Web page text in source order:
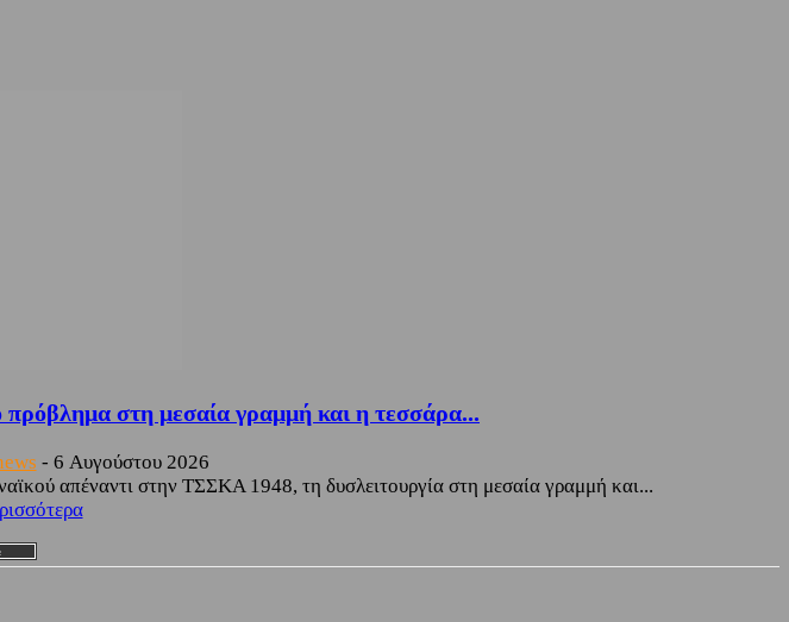
στη μεσαία γραμμή και η τεσσάρα...
- 6 Αυγούστου 2026
απέναντι στην ΤΣΣΚΑ 1948, τη δυσλειτουργία στη μεσαία γραμμή και...